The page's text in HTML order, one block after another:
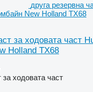
друга резервна
New Holland TX68
за ходовата част
Holland TX68
за ходовата част